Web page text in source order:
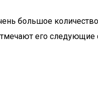
большое
его следующие